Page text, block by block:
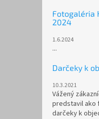
Fotogaléria
2024
1.6.2024
...
Darčeky k
10.3.2021
Vážený
predstavil ako
darčeky k